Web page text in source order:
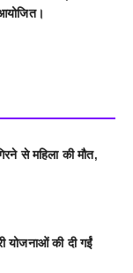
से महिला की मौत,
योजनाओं की दी गईं